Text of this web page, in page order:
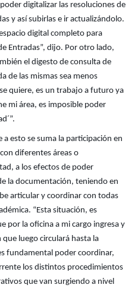
digitalizar las resoluciones de
y así subirlas e ir actualizándolo.
digital completo para
Entradas”, dijo. Por otro lado,
el digesto de consulta de
de las mismas sea menos
quiere, es un trabajo a futuro ya
mi área, es imposible poder
a esto se suma la participación en
diferentes áreas o
a los efectos de poder
la documentación, teniendo en
articular y coordinar con todas
“Esta situación, es
por la oficina a mi cargo ingresa y
luego circulará hasta la
fundamental poder coordinar,
los distintos procedimientos
que van surgiendo a nivel